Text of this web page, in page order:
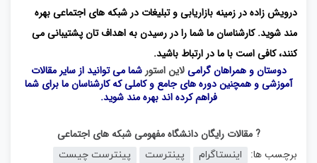
درویش زاده در زمینه بازاریابی و تبلیغات در شبکه های اجتماعی بهره
مند شوید. کارشناسان ما شما را در رسیدن به اهداف تان پشتیبانی می
کنند، کافی است با ما در ارتباط باشید.
دوستان و همراهان گرامیلاین استور شما می توانید از سایر مقالات
آموزشی و همچنین دوره های جامع و کاملی که کارشناسان ما برای شما
فراهم کرده اند بهره مند شوید.
? مقالات رایگان دانشگاه مفهومی شبکه های اجتماعی
برچسب ها:
اینستاگرام پینترست
پینترست چیست